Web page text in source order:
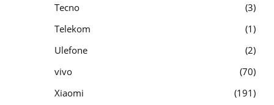
Tecno
3
Telekom
1
Ulefone
2
vivo
70
Xiaomi
191